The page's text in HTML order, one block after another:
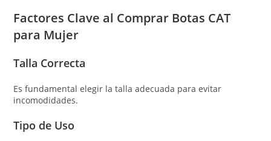
Factores Clave al Comprar Botas CAT
para Mujer
Talla Correcta
Es fundamental elegir la talla adecuada para evitar
incomodidades.
Tipo de Uso